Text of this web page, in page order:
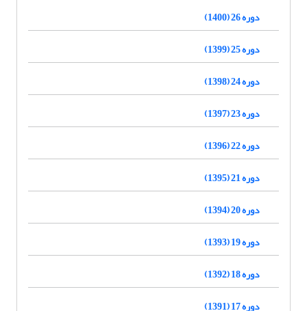
دوره 26 (1400)
دوره 25 (1399)
دوره 24 (1398)
دوره 23 (1397)
دوره 22 (1396)
دوره 21 (1395)
دوره 20 (1394)
دوره 19 (1393)
دوره 18 (1392)
دوره 17 (1391)